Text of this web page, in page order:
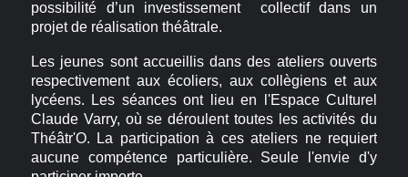
possibilité d’un investissement collectif dans un
projet de réalisation théâtrale.
Les jeunes sont accueillis dans des ateliers ouverts
respectivement aux écoliers, aux collègiens et aux
lycéens.
Les séances ont lieu en l'Espace Culturel
Claude Varry, où se déroulent toutes les activités du
Théâtr'O.
La participation à ces ateliers ne requiert
aucune compétence particulière. Seule l'envie d'y